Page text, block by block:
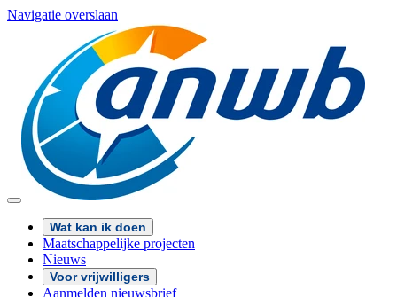
Navigatie overslaan
Wat kan ik doen
Maatschappelijke projecten
Nieuws
Voor vrijwilligers
Aanmelden nieuwsbrief